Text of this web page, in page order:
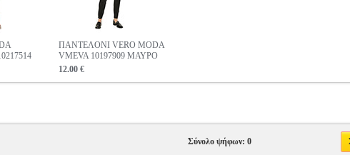
ΠΑΝΤΕΛΟΝΙ VERO MODA
VMEVA 10197909 ΜΑΥΡΟ
12.00 €
Σύνολο ψήφων: 0